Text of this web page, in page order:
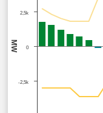
MW 0
-2,5k
2,5k